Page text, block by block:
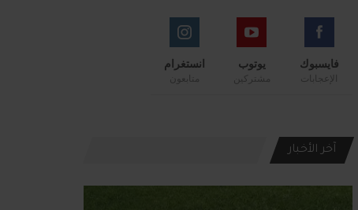
فايسبوك
الإعجابات
يوتوب
مشتركين
انستغرام
متابعون
آخر الأخبار